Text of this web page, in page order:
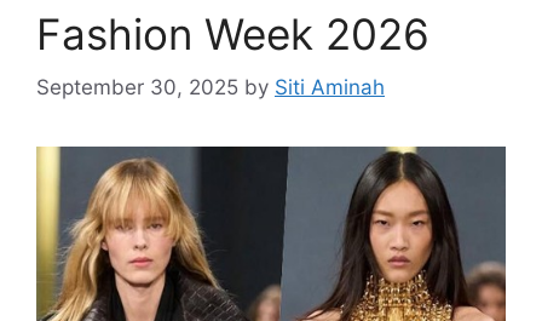
Fashion Week 2026
September 30, 2025 by Siti Aminah